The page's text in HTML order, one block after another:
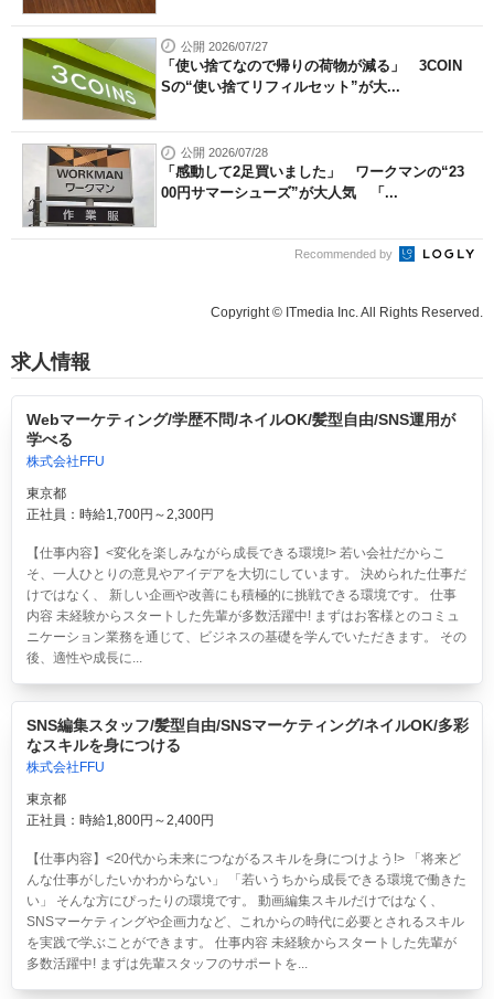
公開 2026/07/27
「使い捨てなので帰りの荷物が減る」 3COIN
Sの“使い捨てリフィルセット”が大...
公開 2026/07/28
「感動して2足買いました」 ワークマンの“23
00円サマーシューズ”が大人気 「...
Recommended by
Copyright © ITmedia Inc. All Rights Reserved.
求人情報
Webマーケティング/学歴不問/ネイルOK/髪型自由/SNS運用が
学べる
株式会社FFU
東京都
正社員：時給1,700円～2,300円
【仕事内容】<変化を楽しみながら成長できる環境!> 若い会社だからこ
そ、一人ひとりの意見やアイデアを大切にしています。 決められた仕事だ
けではなく、 新しい企画や改善にも積極的に挑戦できる環境です。 仕事
内容 未経験からスタートした先輩が多数活躍中! まずはお客様とのコミュ
ニケーション業務を通じて、ビジネスの基礎を学んでいただきます。 その
後、適性や成長に...
SNS編集スタッフ/髪型自由/SNSマーケティング/ネイルOK/多彩
なスキルを身につける
株式会社FFU
東京都
正社員：時給1,800円～2,400円
【仕事内容】<20代から未来につながるスキルを身につけよう!> 「将来ど
んな仕事がしたいかわからない」 「若いうちから成長できる環境で働きた
い」 そんな方にぴったりの環境です。 動画編集スキルだけではなく、
SNSマーケティングや企画力など、これからの時代に必要とされるスキル
を実践で学ぶことができます。 仕事内容 未経験からスタートした先輩が
多数活躍中! まずは先輩スタッフのサポートを...